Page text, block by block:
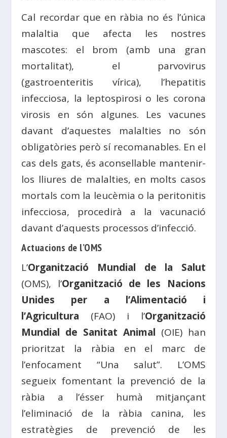
Cal recordar que en ràbia no és l’única
malaltia que afecta les nostres
mascotes: el brom (amb una gran
mortalitat), el parvovirus
(gastroenteritis vírica), l’hepatitis
infecciosa, la leptospirosi o les corona
virosis en són algunes. Les vacunes
davant d’aquestes malalties no són
obligatòries però sí recomanables. En el
cas dels gats, és aconsellable mantenir-
los lliures de malalties, en molts casos
mortals com la leucèmia o la peritonitis
infecciosa, procedirà a la vacunació
davant d’aquests processos d’infecció.
Actuacions de l’OMS
L’Organització Mundial de la Salut
(OMS), l’Organització de les Nacions
Unides per a l’Alimentació i
l’Agricultura (FAO) i l’Organització
Mundial de Sanitat Animal (OIE) han
prioritzat la ràbia en el marc de
l’enfocament “Una salut”. L’OMS
segueix fomentant la prevenció de la
ràbia a l’ésser humà mitjançant
l’eliminació de la ràbia canina, les
estratègies de prevenció de les